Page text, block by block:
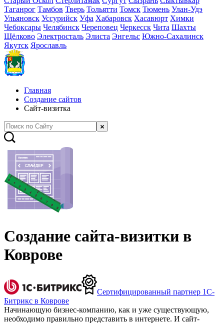
Таганрог Тамбов Тверь Тольятти Томск Тюмень Улан-Удэ
Ульяновск Уссурийск Уфа Хабаровск Хасавюрт Химки
Чебоксары Челябинск Череповец Черкесск Чита Шахты
Щёлково Электросталь Элиста Энгельс Южно-Сахалинск
Якутск Ярославль
Главная
Создание сайтов
Сайт-визитка
Создание сайта-визитки в
Коврове
Сертифицированный партнер 1С-
Битрикс в Коврове
Начинающую бизнес-компанию, как и уже существующую,
необходимо правильно представить в интернете. И сайт-